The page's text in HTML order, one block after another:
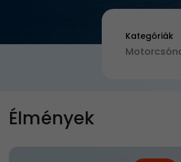
Kategóriák
Élmények